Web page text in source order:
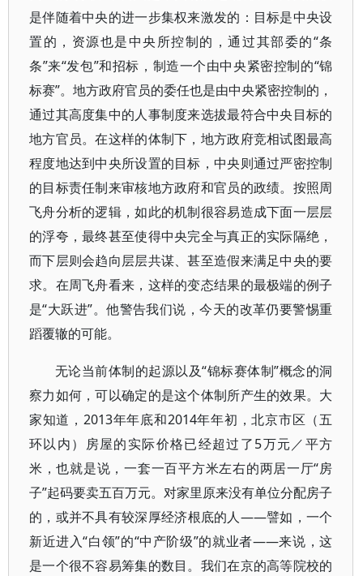
是伴随着中央的进一步集权来激发的：目标是中央设
置的，资源也是中央所控制的，通过其部委的“条
条”来“发包”和招标，制造一个由中央紧密控制的“锦
标赛”。地方政府官员的委任也是由中央紧密控制的，
通过其高度集中的人事制度来选拔最符合中央目标的
地方官员。在这样的体制下，地方政府竞相试图最高
程度地达到中央所设置的目标，中央则通过严密控制
的目标责任制来审核地方政府和官员的政绩。按照周
飞舟分析的逻辑，如此的机制很容易造成下面一层层
的浮夸，最终甚至使得中央完全与真正的实际隔绝，
而下层则会趋向层层共谋、甚至造假来满足中央的要
求。在周飞舟看来，这样的变态结果的最极端的例子
是“大跃进”。他警告我们说，今天的改革仍要警惕重
蹈覆辙的可能。
无论当前体制的起源以及“锦标赛体制”概念的洞
察力如何，可以确定的是这个体制所产生的效果。大
家知道，2013年年底和2014年年初，北京市区（五
环以内）房屋的实际价格已经超过了5万元／平方
米，也就是说，一套一百平方米左右的两居一厅“房
子”起码要卖五百万元。对家里原来没有单位分配房子
的，或并不具有较深厚经济根底的人——譬如，一个
新近进入“白领”的“中产阶级”的就业者——来说，这
是一个很不容易筹集的数目。我们在京的高等院校的